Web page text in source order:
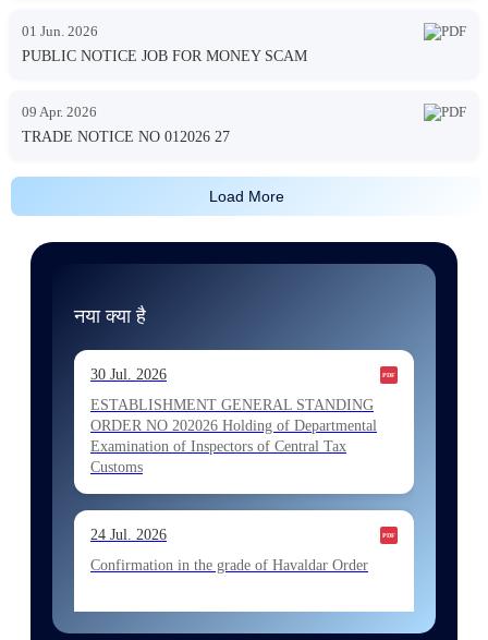
01 Jun. 2026
PUBLIC NOTICE JOB FOR MONEY SCAM
09 Apr. 2026
TRADE NOTICE NO 012026 27
Load More
नया क्या है
30 Jul. 2026
ESTABLISHMENT GENERAL STANDING
ORDER NO 202026 Holding of Departmental
Examination of Inspectors of Central Tax
Customs
24 Jul. 2026
Confirmation in the grade of Havaldar Order